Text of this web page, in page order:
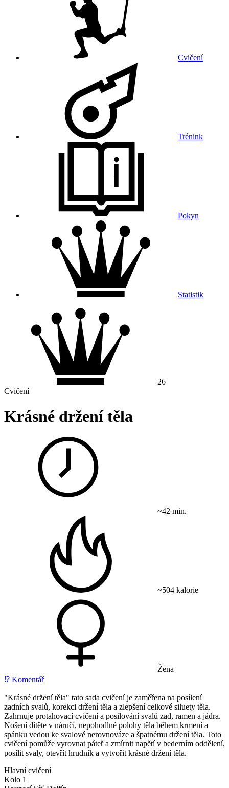
Cvičení
Trénink
Pokyn
Statistik
26
Cvičení
Krásné držení těla
~42 min.
~504 kalorie
Žena
⁉️ Komentář
"Krásné držení těla" tato sada cvičení je zaměřena na posílení
zadních svalů, korekci držení těla a zlepšení celkové siluety těla.
Zahrnuje protahovací cvičení a posilování svalů zad, ramen a jádra.
Nošení dítěte v náručí, nepohodlné polohy těla během krmení a
spánku vedou ke svalové nerovnováze a špatnému držení těla. Toto
cvičení pomůže vyrovnat páteř a zmírnit napětí v bederním oddělení,
posílit svaly, otevřít hrudník a vytvořit krásné držení těla.
Hlavní cvičení
Kolo 1